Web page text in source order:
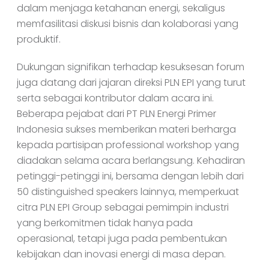
dalam menjaga ketahanan energi, sekaligus
memfasilitasi diskusi bisnis dan kolaborasi yang
produktif.
Dukungan signifikan terhadap kesuksesan forum
juga datang dari jajaran direksi PLN EPI yang turut
serta sebagai kontributor dalam acara ini.
Beberapa pejabat dari PT PLN Energi Primer
Indonesia sukses memberikan materi berharga
kepada partisipan professional workshop yang
diadakan selama acara berlangsung. Kehadiran
petinggi-petinggi ini, bersama dengan lebih dari
50 distinguished speakers lainnya, memperkuat
citra PLN EPI Group sebagai pemimpin industri
yang berkomitmen tidak hanya pada
operasional, tetapi juga pada pembentukan
kebijakan dan inovasi energi di masa depan.